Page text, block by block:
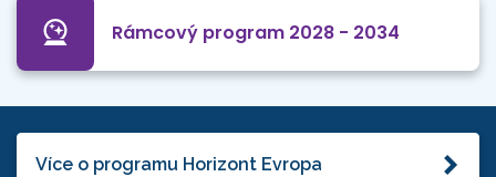
Rámcový program 2028 - 2034
Více o programu Horizont Evropa